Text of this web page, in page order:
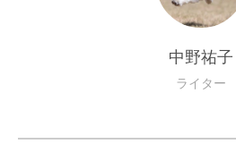
中野祐子
ライター